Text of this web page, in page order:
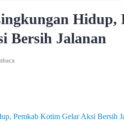
Hidup,
Bersih Jalanan